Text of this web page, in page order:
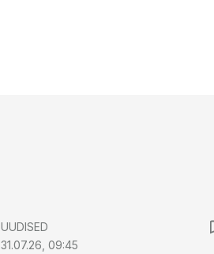
UUDISED
31.07.26, 09:45